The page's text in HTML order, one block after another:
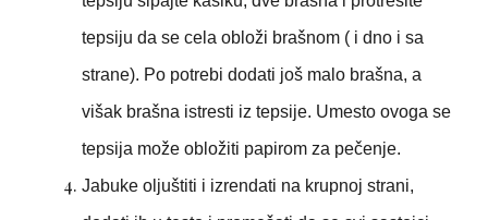
tepsiju da se cela obloži brašnom ( i dno i sa
strane). Po potrebi dodati još malo brašna, a
višak brašna istresti iz tepsije. Umesto ovoga se
tepsija može obložiti papirom za pečenje.
Jabuke oljuštiti i izrendati na krupnoj strani,